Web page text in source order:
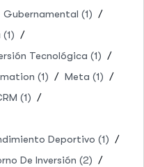
Gubernamental (1)
(1)
Tecnológica (1)
(1) Meta (1)
(1)
Deportivo (1)
De Inversión (2)